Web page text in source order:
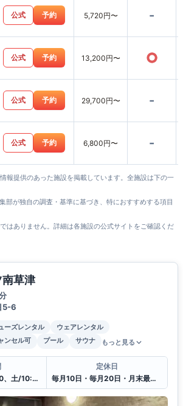
公式 予約 5,720円〜 -
公式 予約 13,200円〜 ○
公式 予約 29,700円〜 -
公式 予約 6,800円〜 -
報提供のあった施設を掲載しています。全施設は下の一
部が独自の調査・基準に基づき、特におすすめする項目
はありません。詳細は各施設の公式サイトをご確認くだ
草津
5-6
ーズレンタル
ウェアレンタル
ンセル可 プール サウナ もっと見る
月~金/10:00〜22:00、土/10:00〜20:00、日・祝日/10:00〜18:00
定休日
毎月10日・毎月20日・月末最終日